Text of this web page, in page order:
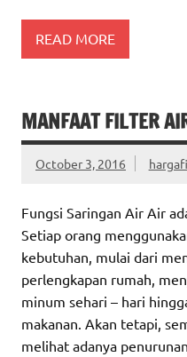
READ MORE
MANFAAT FILTER
October 3, 2016
Fungsi Saringan Air Air
Setiap orang
kebutuhan, mulai dari
perlengkapan rumah,
minum sehari – hari
makanan. Akan tetapi,
melihat adanya